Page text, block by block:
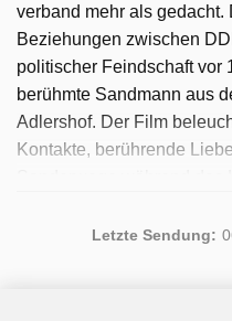
verband mehr als
Beziehungen zwischen
politischer Feindschaft vor
berühmte Sandmann aus
Adlershof. Der Film
Kontakte, berührende
Erstausstrahlung:Letzte Sendung: